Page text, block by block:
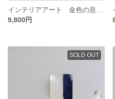
9,800円
SOLD OUT